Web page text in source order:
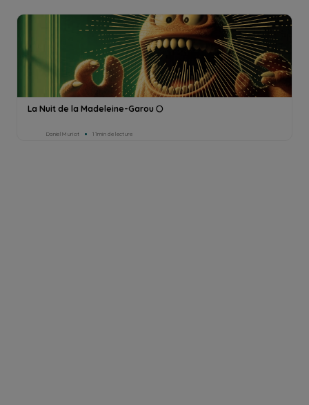
La Nuit de la Madeleine-Garou 🌕
Daniel Muriot 11min de lecture